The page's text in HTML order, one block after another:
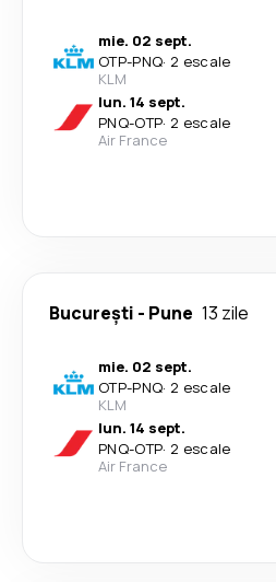
mie. 02 sept.
OTP-PNQ· 2 escale
KLM
lun. 14 sept.
PNQ-OTP· 2 escale
Air France
București - Pune 13 zile
mie. 02 sept.
OTP-PNQ· 2 escale
KLM
lun. 14 sept.
PNQ-OTP· 2 escale
Air France